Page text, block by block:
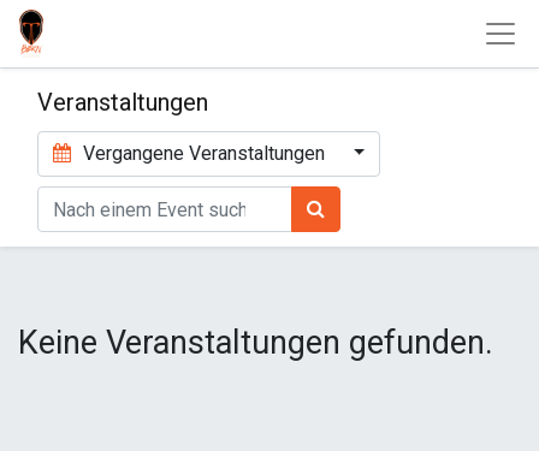
Veranstaltungen
Vergangene Veranstaltungen
Keine Veranstaltungen gefunden.